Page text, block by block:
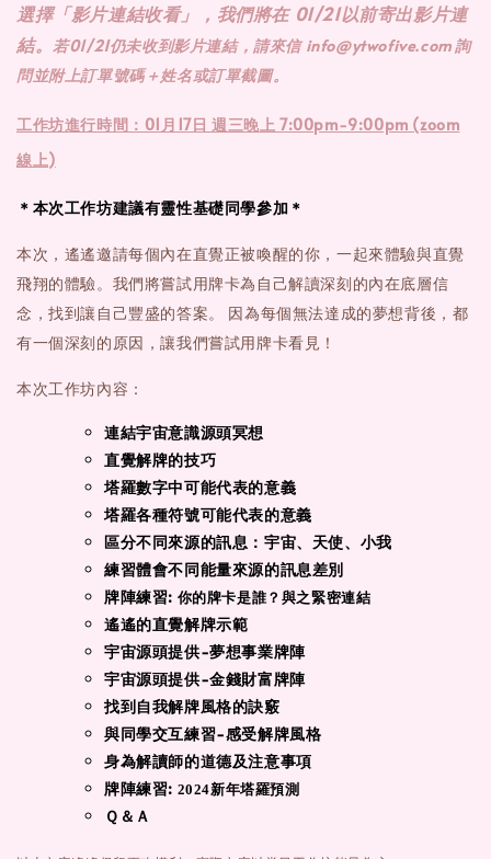
選擇「影片連結收看」，我們將在 01/21以前寄出影片連
結。 若01/21仍未收到影片連結，請來信 info@ytwofive.com 詢
問並附上訂單號碼＋姓名或訂單截圖。
工作坊進行時間：01月17日 週三晚上 7:00pm-9:00pm (zoom
線上)
＊本次工作坊建議有靈性基礎同學參加＊
本次，遙遙邀請每個內在直覺正被喚醒的你，一起來體驗與直覺
飛翔的體驗。我們將嘗試用牌卡為自己解讀深刻的內在底層信
念，找到讓自己豐盛的答案。 因為每個無法達成的夢想背後，都
有一個深刻的原因，讓我們嘗試用牌卡看見！
本次工作坊內容：
連結宇宙意識源頭冥想
直覺解牌的技巧
塔羅數字中可能代表的意義
塔羅各種符號可能代表的意義
區分不同來源的訊息：宇宙、天使、小我
練習體會不同能量來源的訊息差別
牌陣練習: 你的牌卡是誰？與之緊密連結
遙遙的直覺解牌示範
宇宙源頭提供-夢想事業牌陣
宇宙源頭提供-金錢財富牌陣
找到自我解牌風格的訣竅
與同學交互練習-感受解牌風格
身為解讀師的道德及注意事項
牌陣練習: 2024新年塔羅預測
Ｑ＆Ａ